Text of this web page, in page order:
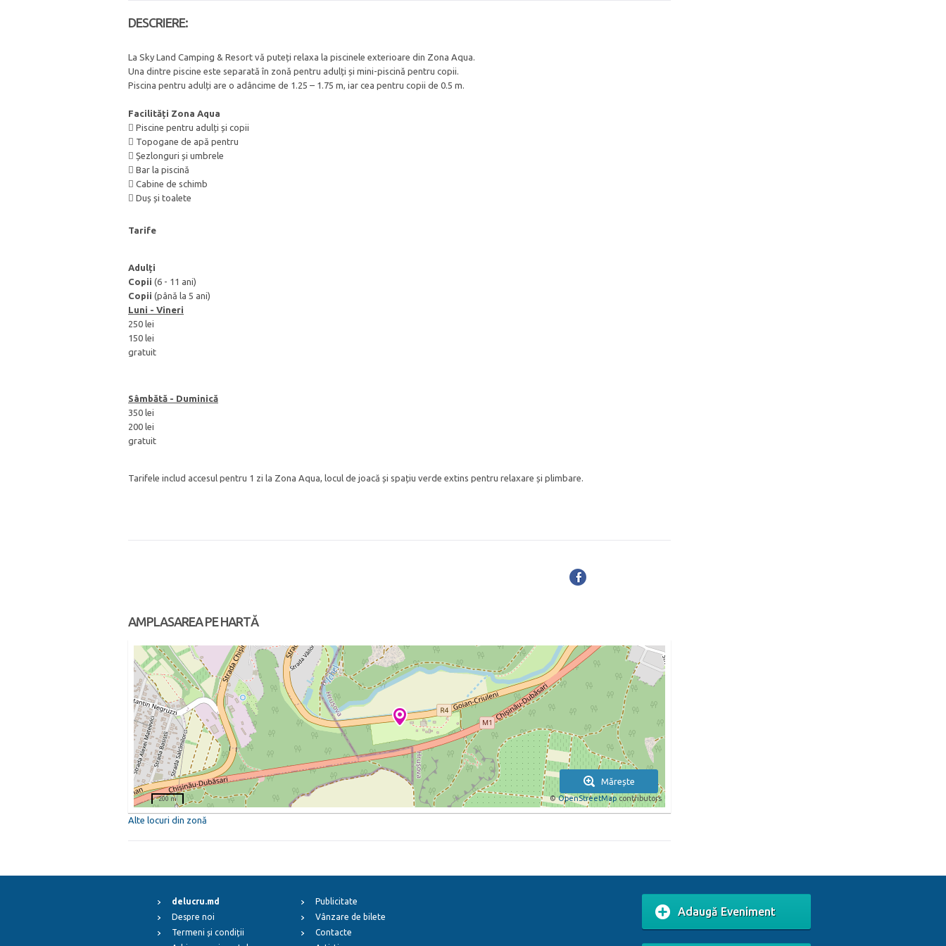
DESCRIERE:
La Sky Land Camping & Resort vă puteți relaxa la piscinele exterioare din Zona Aqua.
Una dintre piscine este separată în zonă pentru adulți și mini-piscină pentru copii.
Piscina pentru adulți are o adâncime de 1.25 – 1.75 m, iar cea pentru copii de 0.5 m.
Facilități Zona Aqua
 Piscine pentru adulți și copii
 Topogane de apă pentru
 Șezlonguri și umbrele
 Bar la piscină
 Cabine de schimb
 Duș și toalete
Tarife
Adulți
Copii (6 - 11 ani)
Copii (până la 5 ani)
Luni - Vineri
250 lei
150 lei
gratuit
Sâmbătă - Duminică
350 lei
200 lei
gratuit
Tarifele includ accesul pentru 1 zi la Zona Aqua, locul de joacă și spațiu verde extins pentru relaxare și plimbare.
AMPLASAREA PE HARTĂ
Mărește
©OpenStreetMapcontributors
200 m
Alte locuri din zonă
delucru.md
Despre noi
Termeni și condiții
Publicitate
Vânzare de bilete
Contacte
Adaugă Eveniment